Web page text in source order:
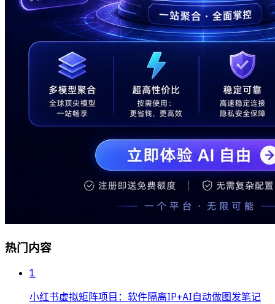
热门内容
1
小红书虚拟矩阵项目：软件隔离IP+AI自动做图发笔记